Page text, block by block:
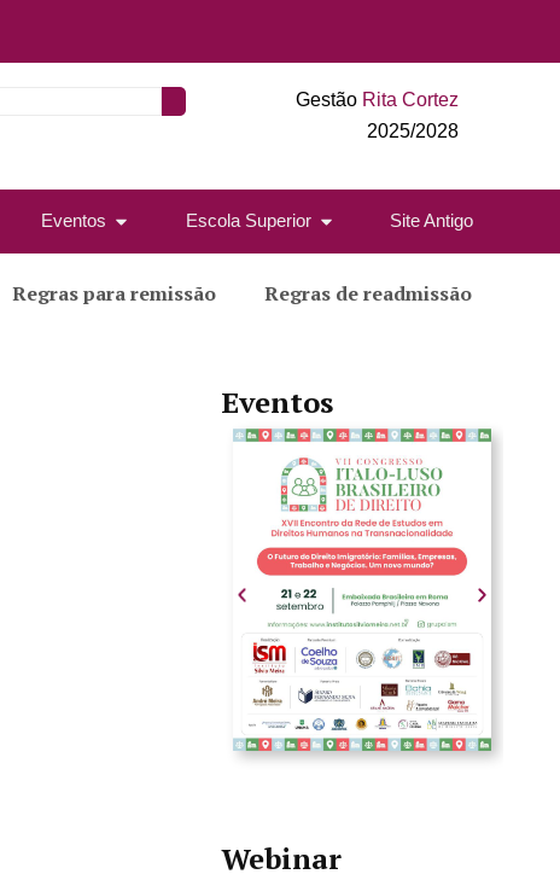
Gestão Rita Cortez
2025/2028
Eventos Escola Superior Site Antigo
Regras para remissão Regras de readmissão
Eventos
Webinar